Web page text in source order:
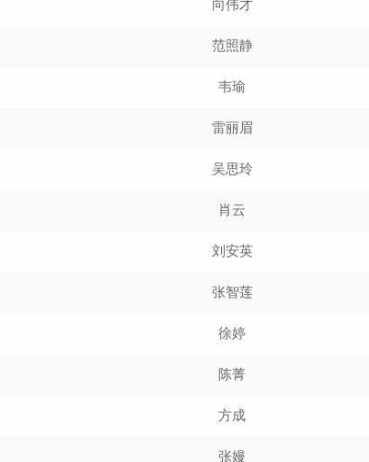
向伟才
范照静
韦瑜
雷丽眉
吴思玲
肖云
刘安英
张智莲
徐婷
陈菁
方成
张嫚